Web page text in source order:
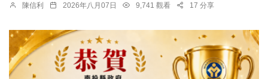
陳信利 2026年八月07日 9,741 觀看 17 分享